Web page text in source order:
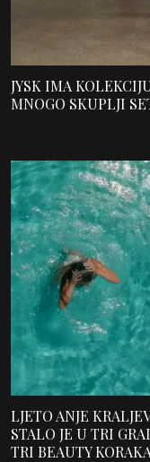
JYSK IMA
MNOGO SKUPLJI
LJETO ANJE
STALO JE U TRI
TRI BEAUTY KORAKA